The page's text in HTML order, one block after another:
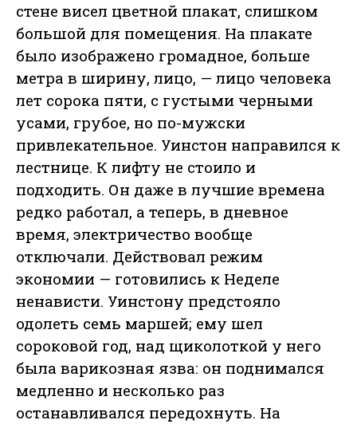
стене висел цветной плакат, слишком
большой для помещения. На плакате
было изображено громадное, больше
метра в ширину, лицо, — лицо человека
лет сорока пяти, с густыми черными
усами, грубое, но по-мужски
привлекательное. Уинстон направился к
лестнице. К лифту не стоило и
подходить. Он даже в лучшие времена
редко работал, а теперь, в дневное
время, электричество вообще
отключали. Действовал режим
экономии — готовились к Неделе
ненависти. Уинстону предстояло
одолеть семь маршей; ему шел
сороковой год, над щиколоткой у него
была варикозная язва: он поднимался
медленно и несколько раз
останавливался передохнуть. На